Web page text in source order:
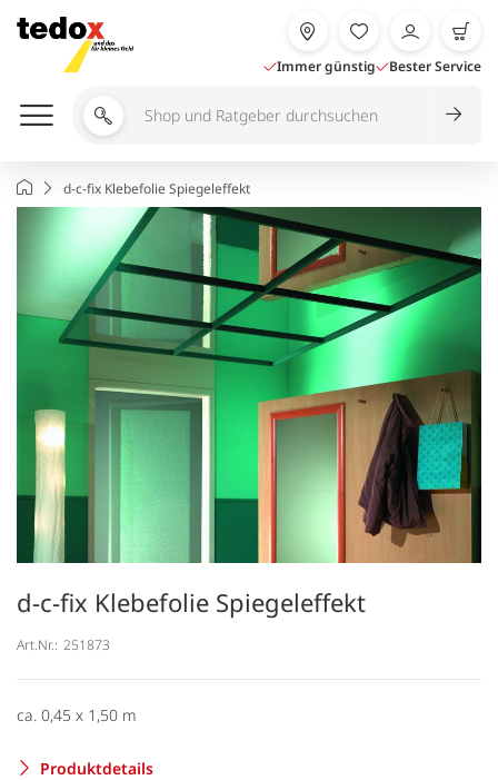
Inhalt
springen
Immer günstig Bester Service
Shop
Ratgeber
durchsuchen
Startseited-c-fix Klebefolie Spiegeleffekt
d-c-fix Klebefolie Spiegeleffekt
Art.Nr.: 251873
ca. 0,45 x 1,50 m
Produktdetails